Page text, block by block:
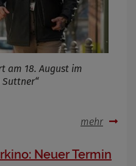
am 18. August im
mehr
Neuer Termin